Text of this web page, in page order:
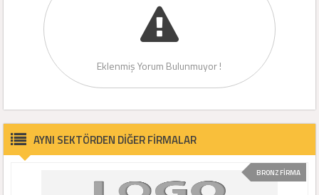
Eklenmiş Yorum Bulunmuyor !
AYNI SEKTÖRDEN DİĞER FİRMALAR
BRONZ FİRMA